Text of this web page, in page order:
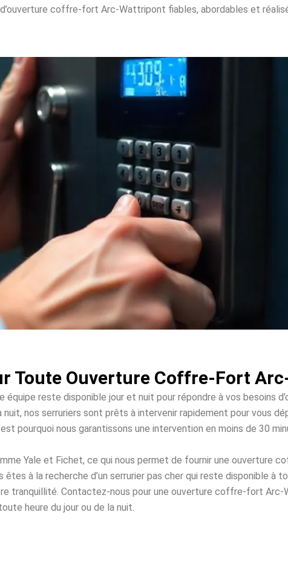
coffre-fort Arc-Wattripont fiables, abordables et
Toute Ouverture Coffre-Fort
équipe reste disponible jour et nuit pour répondre à vos besoins
nos serruriers sont prêts à intervenir rapidement pour vous
pourquoi nous garantissons une intervention en moins de 30
Yale et Fichet, ce qui nous permet de fournir une ouverture
à la recherche d’un serrurier pas cher qui reste disponible à
tranquillité. Contactez-nous pour une ouverture coffre-fort
heure du jour ou de la nuit.